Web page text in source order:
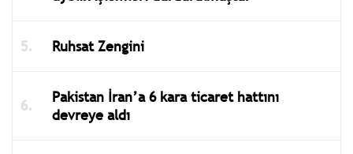
Ruhsat Zengini
Pakistan İran’a 6 kara ticaret hattını
devreye aldı